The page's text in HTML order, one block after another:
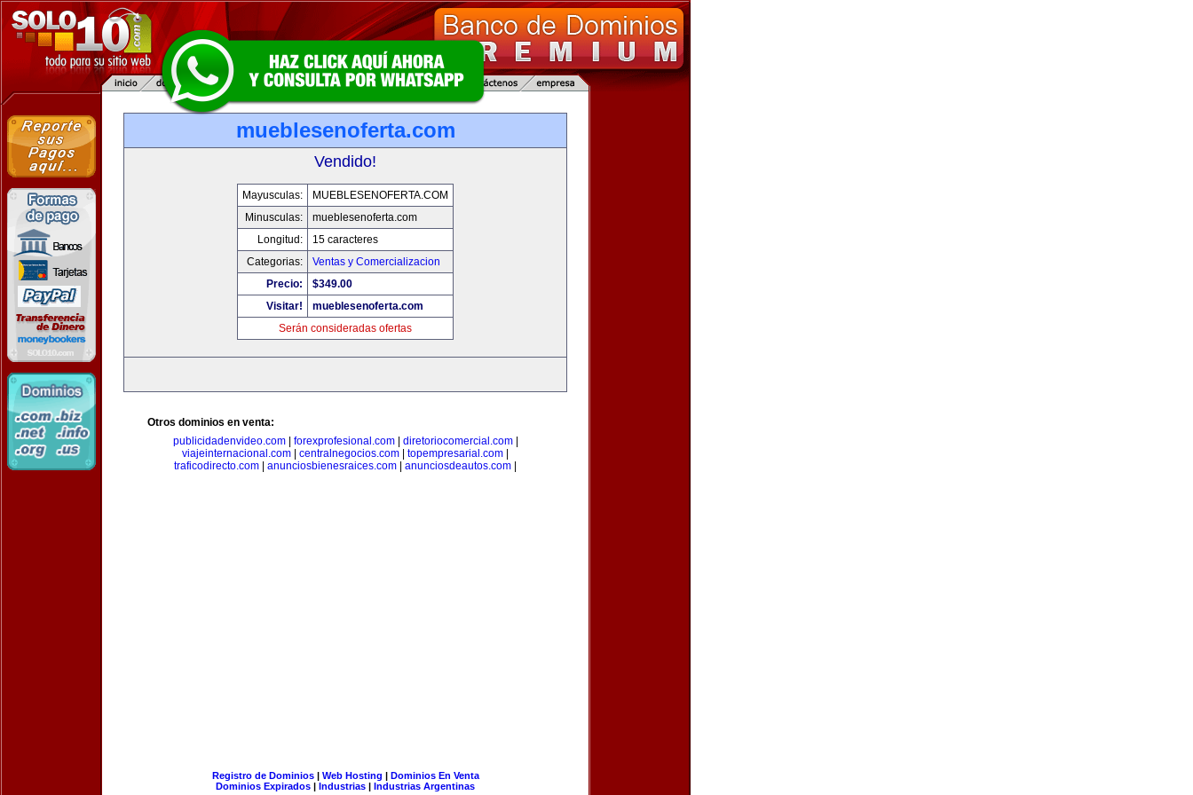
mueblesenoferta.com
Vendido!
Mayusculas:
MUEBLESENOFERTA.COM
Minusculas:
mueblesenoferta.com
Longitud:
15 caracteres
Categorias:
Ventas y Comercializacion
Precio:
$349.00
Visitar!
mueblesenoferta.com
Serán consideradas ofertas
Otros dominios en venta:
publicidadenvideo.com| forexprofesional.com| diretoriocomercial.com|
viajeinternacional.com
centralnegocios.com topempresarial.com
traficodirecto.com
anunciosbienesraices.com anunciosdeautos.com
Registro de Dominios| Web Hosting | Dominios En Venta
Dominios Expirados | Industrias | Industrias Argentinas